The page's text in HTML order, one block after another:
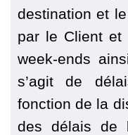
destination et
par le Client et
week-ends
s’agit de
fonction de la
des délais de